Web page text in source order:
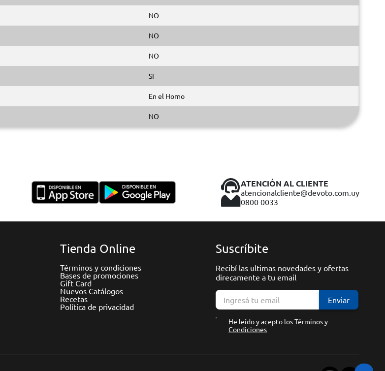
NO
NO
NO
SI
En el Horno
NO
ATENCIÓN AL CLIENTE
atencionalcliente@devoto.com.uy
0800 0033
Tienda Online
Términos y condiciones
Bases de promociones
Gift Card
Nuevos Catálogos
Recetas
Política de privacidad
Suscríbite
Recibí las ultimas novedades y ofertas
direcamente a tu email
Enviar
He leído y acepto losTérminos y
Condiciones